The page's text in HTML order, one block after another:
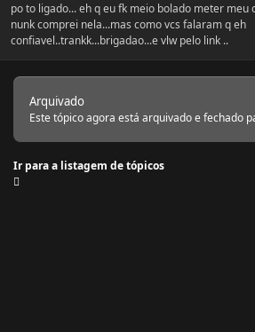
po to ligado... eh q eu fk meio bolado meter meu
nunk comprei nela...mas como vcs falaram q eh
confiavel..trankk...brigadao...e vlw pelo link ..
Arquivado
Este tópico agora está arquivado e fechado
Ir para a listagem de tópicos